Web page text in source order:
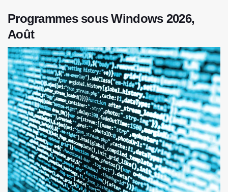
Programmes sous Windows 2026,
Août